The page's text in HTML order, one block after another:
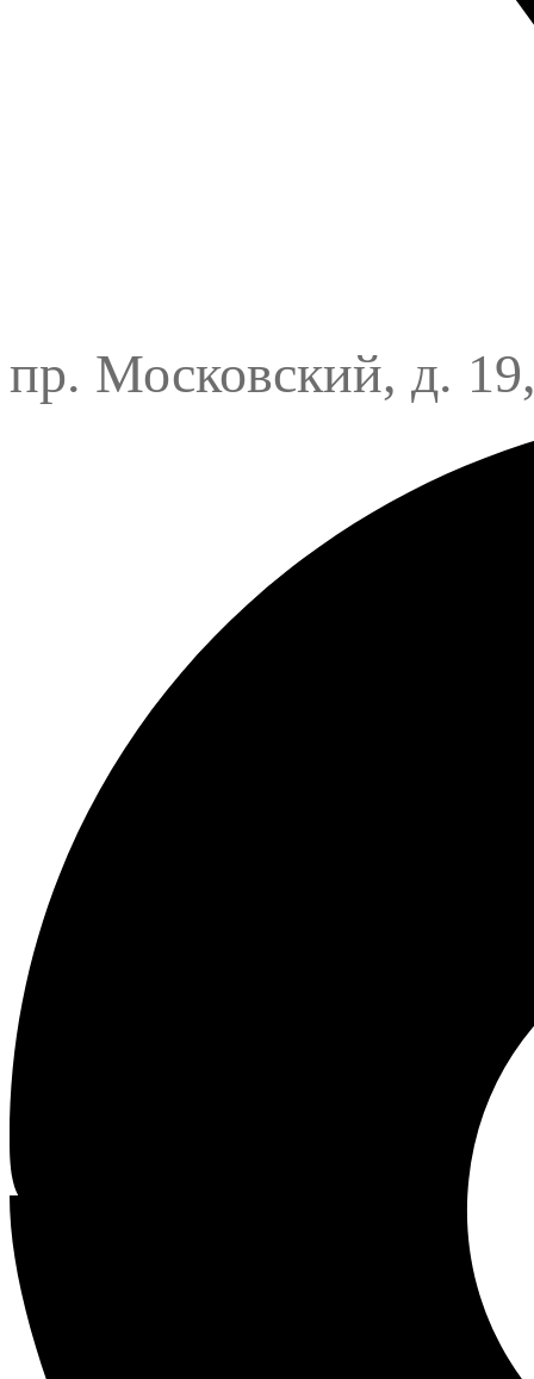
пр. Московский, д.